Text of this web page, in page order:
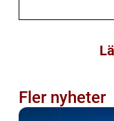
Fler nyheter